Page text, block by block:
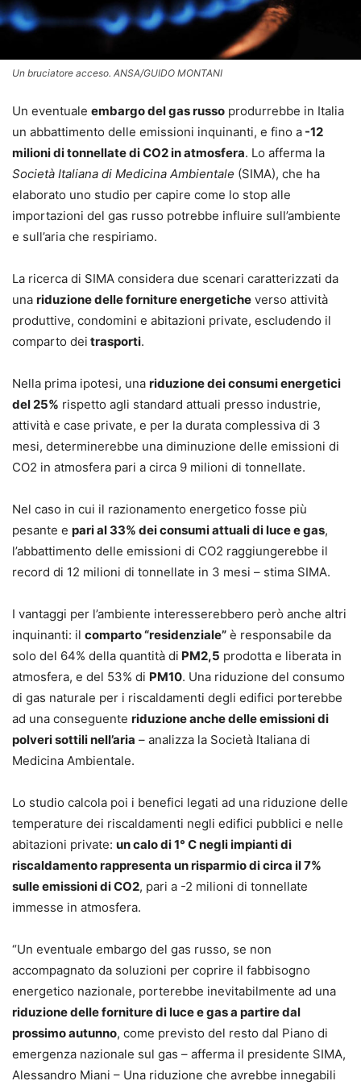
Un bruciatore acceso. ANSA/GUIDO MONTANI
Un eventuale embargo del gas russo produrrebbe in Italia
un abbattimento delle emissioni inquinanti, e fino a -12
milioni di tonnellate di CO2 in atmosfera. Lo afferma la
Società Italiana di Medicina Ambientale (SIMA), che ha
elaborato uno studio per capire come lo stop alle
importazioni del gas russo potrebbe influire sull’ambiente
e sull’aria che respiriamo.
La ricerca di SIMA considera due scenari caratterizzati da
una riduzione delle forniture energetiche verso attività
produttive, condomini e abitazioni private, escludendo il
comparto dei trasporti.
Nella prima ipotesi, una riduzione dei consumi energetici
del 25% rispetto agli standard attuali presso industrie,
attività e case private, e per la durata complessiva di 3
mesi, determinerebbe una diminuzione delle emissioni di
CO2 in atmosfera pari a circa 9 milioni di tonnellate.
Nel caso in cui il razionamento energetico fosse più
pesante e pari al 33% dei consumi attuali di luce e gas,
l’abbattimento delle emissioni di CO2 raggiungerebbe il
record di 12 milioni di tonnellate in 3 mesi – stima SIMA.
I vantaggi per l’ambiente interesserebbero però anche altri
inquinanti: il comparto “residenziale” è responsabile da
solo del 64% della quantità di PM2,5 prodotta e liberata in
atmosfera, e del 53% di PM10. Una riduzione del consumo
di gas naturale per i riscaldamenti degli edifici porterebbe
ad una conseguente riduzione anche delle emissioni di
polveri sottili nell’aria – analizza la Società Italiana di
Medicina Ambientale.
Lo studio calcola poi i benefici legati ad una riduzione delle
temperature dei riscaldamenti negli edifici pubblici e nelle
abitazioni private: un calo di 1° C negli impianti di
riscaldamento rappresenta un risparmio di circa il 7%
sulle emissioni di CO2, pari a -2 milioni di tonnellate
immesse in atmosfera.
“Un eventuale embargo del gas russo, se non
accompagnato da soluzioni per coprire il fabbisogno
energetico nazionale, porterebbe inevitabilmente ad una
riduzione delle forniture di luce e gas a partire dal
prossimo autunno, come previsto del resto dal Piano di
emergenza nazionale sul gas – afferma il presidente SIMA,
Alessandro Miani – Una riduzione che avrebbe innegabili